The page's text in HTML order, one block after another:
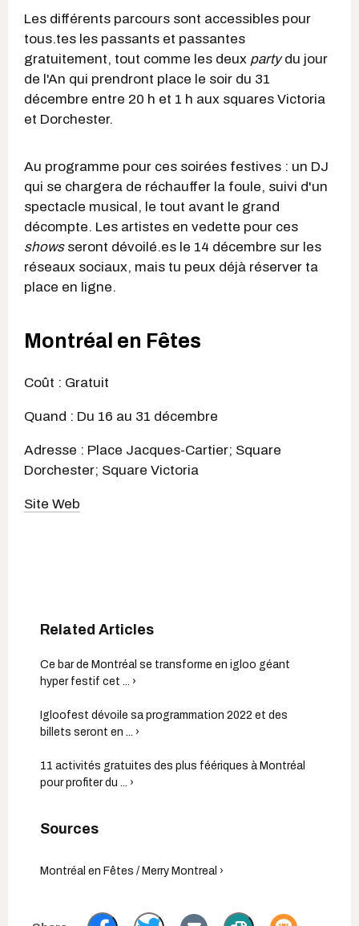
Les différents parcours sont accessibles pour
tous.tes les passants et passantes
gratuitement, tout comme les deux partydu jour
de l'An qui prendront place le soir du 31
décembre entre 20 h et 1 h aux squares Victoria
et Dorchester.
Au programme pour ces soirées festives : un DJ
qui se chargera de réchauffer la foule, suivi d'un
spectacle musical, le tout avant le grand
décompte. Les artistes en vedette pour ces
showsseront dévoilé.es le 14 décembre sur les
réseaux sociaux, mais tu peux déjà réserver ta
place en ligne.
Montréal en Fêtes
Coût : Gratuit
Quand : Du 16 au 31 décembre
Adresse : Place Jacques-Cartier; Square
Dorchester; Square Victoria
Site Web
Ce bar de Montréal se transforme en igloo géant
hyper festif cet ... ›
Igloofest dévoile sa programmation 2022 et des
billets seront en ... ›
11 activités gratuites des plus féériques à Montréal
pour profiter du ... ›
Montréal en Fêtes / Merry Montreal ›